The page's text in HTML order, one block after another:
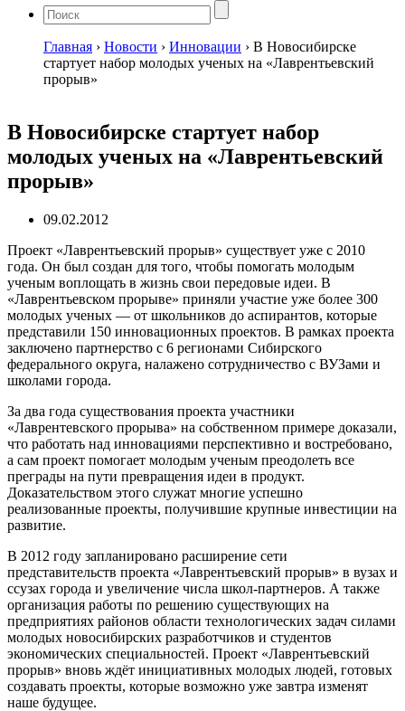
Главная › Новости › Инновации › В Новосибирске
стартует набор молодых ученых на «Лаврентьевский
прорыв»
В Новосибирске стартует набор
молодых ученых на «Лаврентьевский
прорыв»
09.02.2012
Проект «Лаврентьевский прорыв» существует уже с 2010
года. Он был создан для того, чтобы помогать молодым
ученым воплощать в жизнь свои передовые идеи. В
«Лаврентьевском прорыве» приняли участие уже более 300
молодых ученых — от школьников до аспирантов, которые
представили 150 инновационных проектов. В рамках проекта
заключено партнерство с 6 регионами Сибирского
федерального округа, налажено сотрудничество с ВУЗами и
школами города.
За два года существования проекта участники
«Лаврентевского прорыва» на собственном примере доказали,
что работать над инновациями перспективно и востребовано,
а сам проект помогает молодым ученым преодолеть все
преграды на пути превращения идеи в продукт.
Доказательством этого служат многие успешно
реализованные проекты, получившие крупные инвестиции на
развитие.
В 2012 году запланировано расширение сети
представительств проекта «Лаврентьевский прорыв» в вузах и
ссузах города и увеличение числа школ-партнеров. А также
организация работы по решению существующих на
предприятиях районов области технологических задач силами
молодых новосибирских разработчиков и студентов
экономических специальностей. Проект «Лаврентьевский
прорыв» вновь ждёт инициативных молодых людей, готовых
создавать проекты, которые возможно уже завтра изменят
наше будущее.